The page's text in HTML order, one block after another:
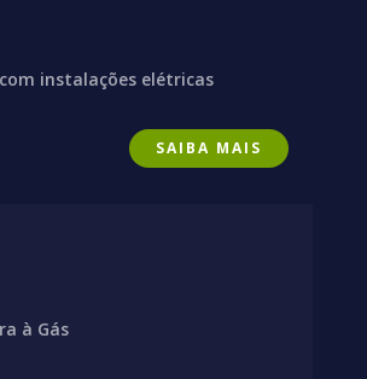
instalações elétricas
SAIBA MAIS
à Gás